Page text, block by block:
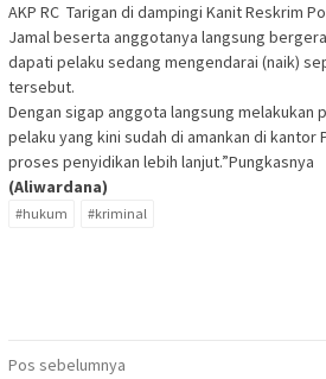
AKP RC Tarigan di dampingi Kanit Reskrim
Jamal beserta anggotanya langsung
dapati pelaku sedang mengendarai (naik)
tersebut.
Dengan sigap anggota langsung melakukan
pelaku yang kini sudah di amankan di kantor
proses penyidikan lebih lanjut.”Pungkasnya
(Aliwardana)
#hukum #kriminal
Navigasi
Pos sebelumnya